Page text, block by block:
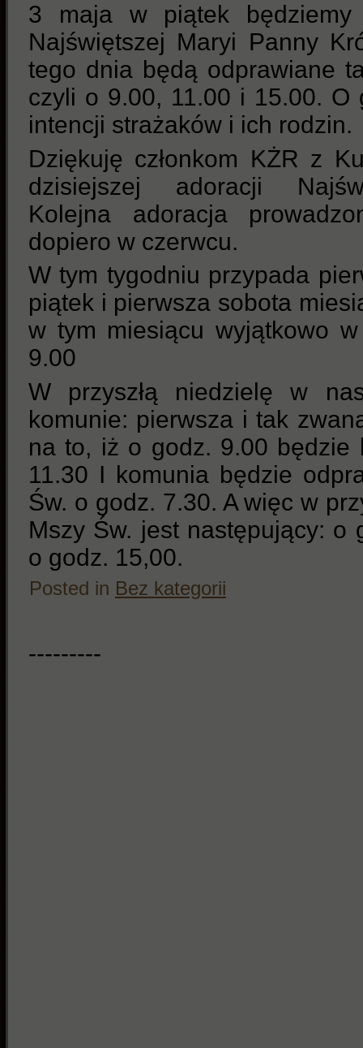
3 maja w piątek będziemy
Najświętszej Maryi Panny
tego dnia będą odprawiane
czyli o 9.00, 11.00 i 15.00. O
intencji strażaków i ich rodzin.
Dziękuję członkom KŻR z
dzisiejszej adoracji
Kolejna adoracja
dopiero w czerwcu.
W tym tygodniu przypada
piątek i pierwsza sobota
w tym miesiącu wyjątkowo
9.00
W przyszłą niedzielę w
komunie: pierwsza i tak
na to, iż o godz. 9.00 będzie
11.30 I komunia będzie
Św. o godz. 7.30. A więc w
Mszy Św. jest następujący: o
o godz. 15,00.
Posted in Bez kategorii
---------